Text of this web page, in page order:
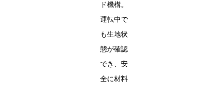
ド機構。
運転中で
も生地状
態が確認
でき、安
全に材料